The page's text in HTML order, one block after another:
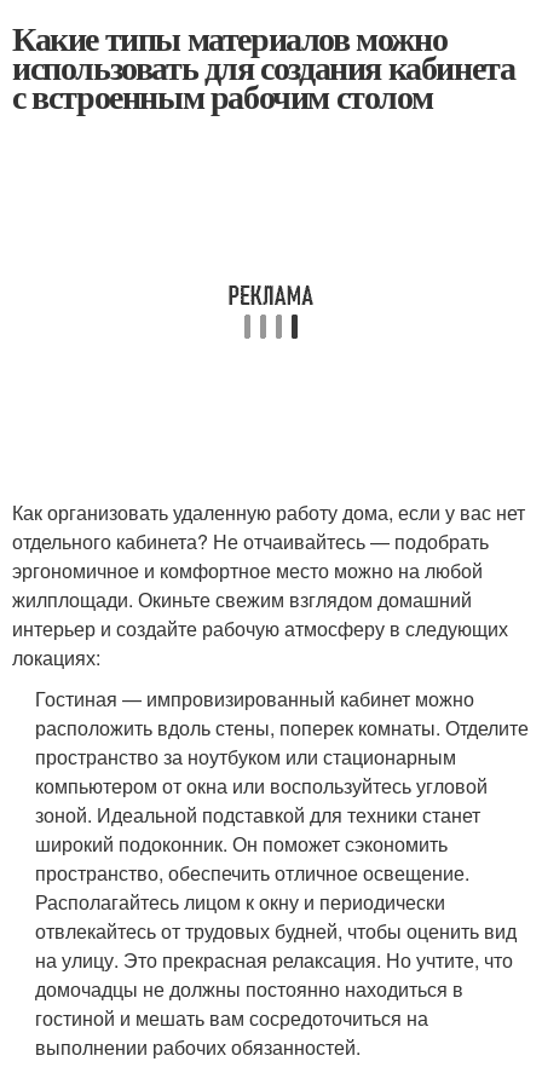
Какие типы материалов можно
использовать для создания кабинета
с встроенным рабочим столом
Как организовать удаленную работу дома, если у вас нет
отдельного кабинета? Не отчаивайтесь — подобрать
эргономичное и комфортное место можно на любой
жилплощади. Окиньте свежим взглядом домашний
интерьер и создайте рабочую атмосферу в следующих
локациях:
Гостиная — импровизированный кабинет можно
расположить вдоль стены, поперек комнаты. Отделите
пространство за ноутбуком или стационарным
компьютером от окна или воспользуйтесь угловой
зоной. Идеальной подставкой для техники станет
широкий подоконник. Он поможет сэкономить
пространство, обеспечить отличное освещение.
Располагайтесь лицом к окну и периодически
отвлекайтесь от трудовых будней, чтобы оценить вид
на улицу. Это прекрасная релаксация. Но учтите, что
домочадцы не должны постоянно находиться в
гостиной и мешать вам сосредоточиться на
выполнении рабочих обязанностей.